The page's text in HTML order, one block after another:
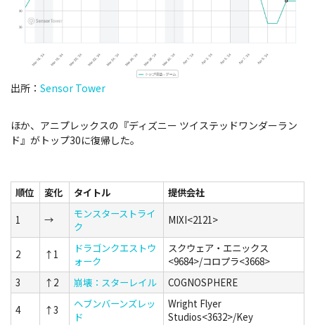
出所： Sensor Tower
ほか、アニプレックスの『ディズニー ツイステッドワンダーラン
ド』がトップ30に復帰した。
順位 変化 タイトル 提供会社
1 →
モンスターストライ
ク
MIXI<2121>
2 ↑1
ドラゴンクエストウ
ォーク
スクウェア・エニックス
<9684>/コロプラ<3668>
3
↑2 崩壊：スターレイル COGNOSPHERE
4 ↑3
ヘブンバーンズレッ
ド
Wright Flyer
Studios<3632>/Key